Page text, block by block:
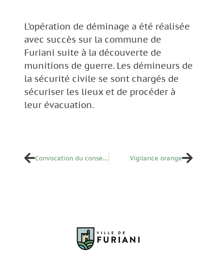
L’opération de déminage a été réalisée
avec succès sur la commune de
Furiani suite à la découverte de
munitions de guerre. Les démineurs de
la sécurité civile se sont chargés de
sécuriser les lieux et de procéder à
leur évacuation.
Convocation du conseil municipal Vigilance orange